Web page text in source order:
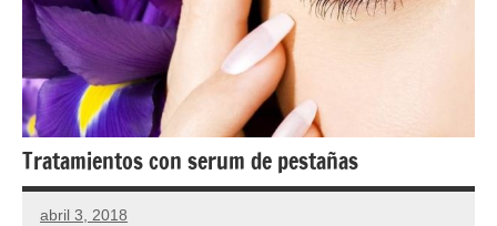
Tratamientos con serum de pestañas
abril 3, 2018